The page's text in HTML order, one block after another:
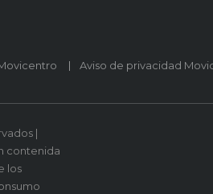
Aviso de privacidad
|
contenida
los